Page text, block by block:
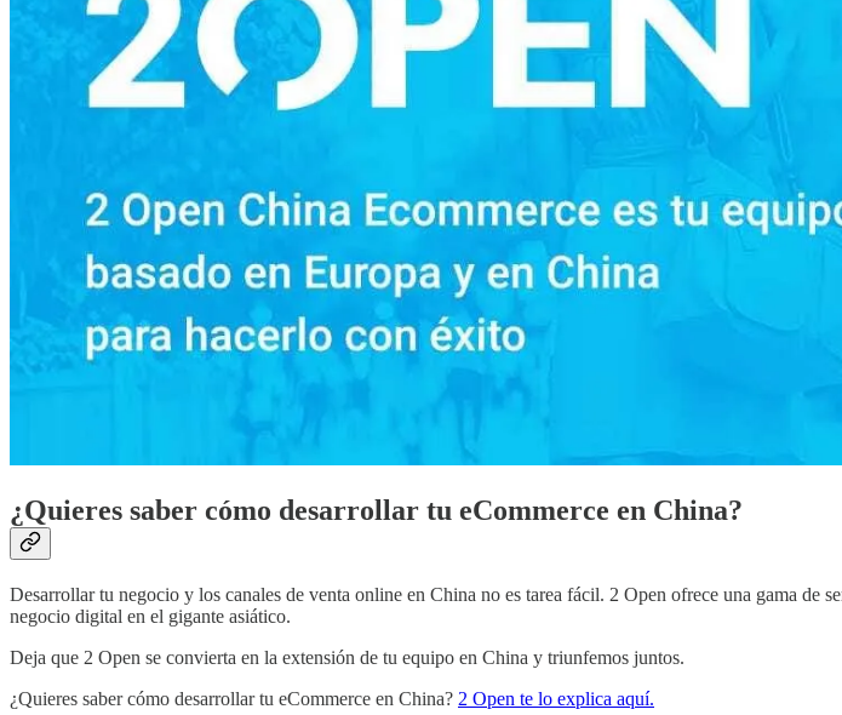
¿Quieres saber cómo desarrollar tu eCommerce en China?
Desarrollar tu negocio y los canales de venta online en China no es tarea fácil. 2 Open ofrece una gama de
negocio digital en el gigante asiático.
Deja que 2 Open se convierta en la extensión de tu equipo en China y triunfemos juntos.
¿Quieres saber cómo desarrollar tu eCommerce en China? 2 Open te lo explica aquí.